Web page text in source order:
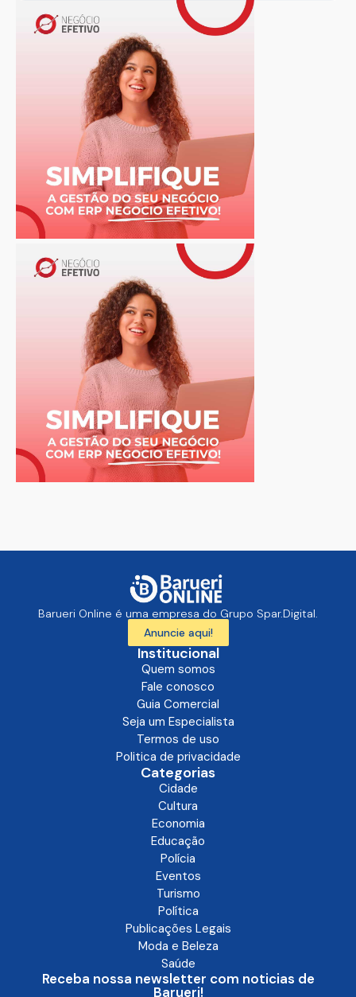
Barueri Online é uma empresa do Grupo Spar.Digital.
Anuncie aqui!
Institucional
Quem somos
Fale conosco
Guia Comercial
Seja um Especialista
Termos de uso
Politica de privacidade
Categorias
Cidade
Cultura
Economia
Educação
Polícia
Eventos
Turismo
Política
Publicações Legais
Moda e Beleza
Saúde
Receba nossa newsletter com noticias de
Barueri!